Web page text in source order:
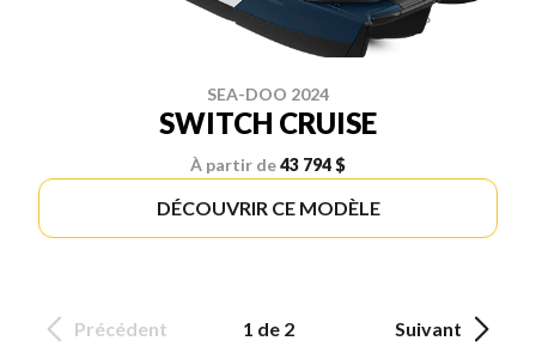
SEA-DOO 2024
SWITCH CRUISE
À partir de43 794 $
DÉCOUVRIR CE MODÈLE
Précédent 1 de 2 Suivant